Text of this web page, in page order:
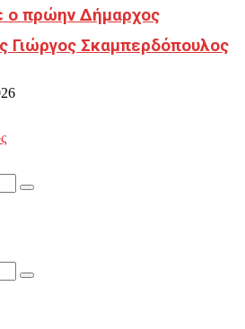
ο πρώην Δήμαρχος
Γιώργος Σκαμπερδόπουλος
Search
Search